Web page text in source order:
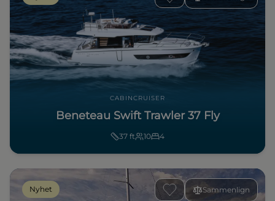
CABINCRUISER
Beneteau Swift Trawler 37 Fly
37 ft 10 4
Sammenlign
Nyhet